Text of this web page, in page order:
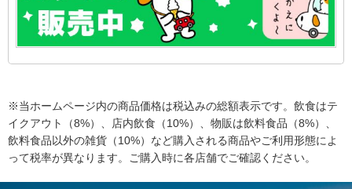
※当ホームページ内の商品価格は税込みの総額表示です。飲食はテ
イクアウト（8%）、店内飲食（10%）、物販は飲料食品（8%）、
飲料食品以外の雑貨（10%）など購入される商品やご利用形態によ
って税率が異なります。ご購入時に各店舗でご確認ください。